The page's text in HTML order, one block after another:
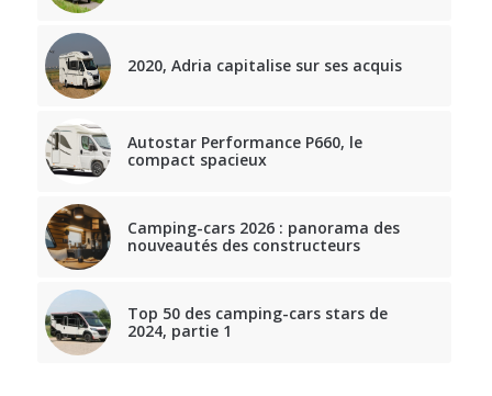
2020, Adria capitalise sur ses acquis
Autostar Performance P660, le
compact spacieux
Camping-cars 2026 : panorama des
nouveautés des constructeurs
Top 50 des camping-cars stars de
2024, partie 1